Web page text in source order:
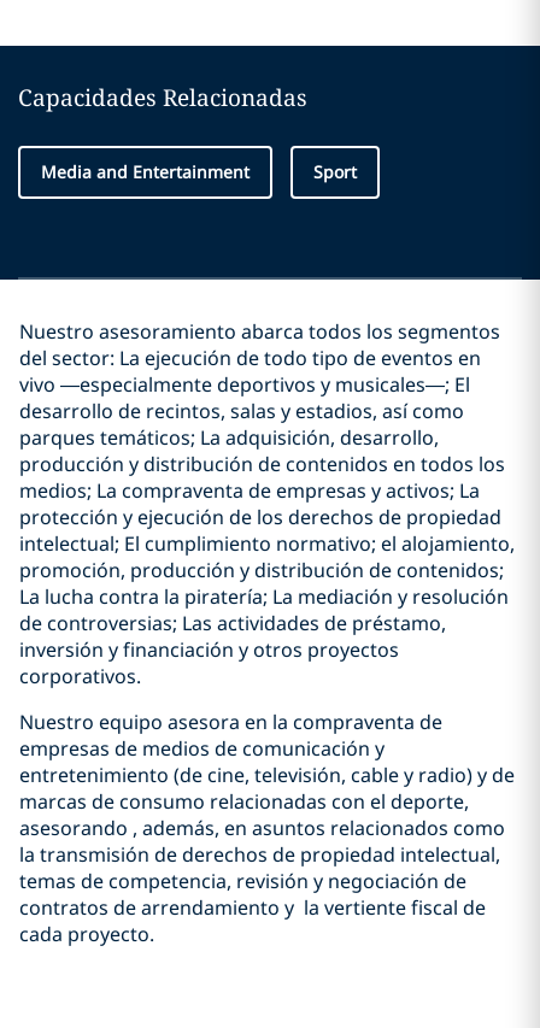
Capacidades Relacionadas
Media and Entertainment Sport
Nuestro asesoramiento abarca todos los segmentos
del sector: La ejecución de todo tipo de eventos en
vivo —especialmente deportivos y musicales—; El
desarrollo de recintos, salas y estadios, así como
parques temáticos; La adquisición, desarrollo,
producción y distribución de contenidos en todos los
medios; La compraventa de empresas y activos; La
protección y ejecución de los derechos de propiedad
intelectual; El cumplimiento normativo; el alojamiento,
promoción, producción y distribución de contenidos;
La lucha contra la piratería; La mediación y resolución
de controversias; Las actividades de préstamo,
inversión y financiación y otros proyectos
corporativos.
Nuestro equipo asesora en la compraventa de
empresas de medios de comunicación y
entretenimiento (de cine, televisión, cable y radio) y de
marcas de consumo relacionadas con el deporte,
asesorando , además, en asuntos relacionados como
la transmisión de derechos de propiedad intelectual,
temas de competencia, revisión y negociación de
contratos de arrendamiento y la vertiente fiscal de
cada proyecto.